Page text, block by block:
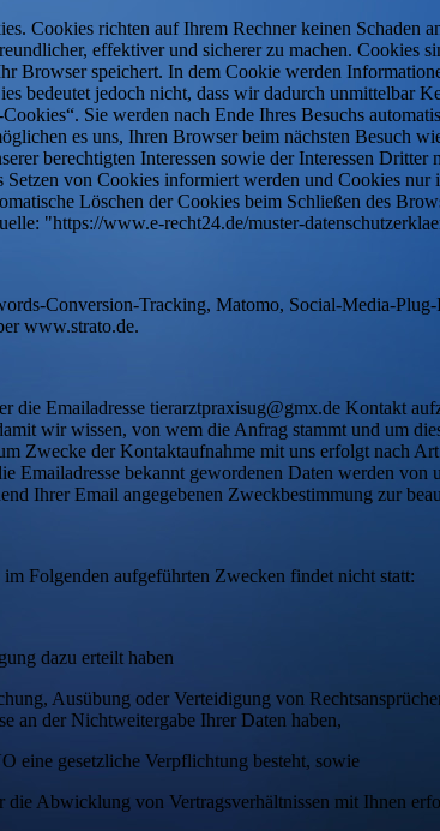
Cookies richten auf Ihrem Rechner keinen Schaden
effektiver und sicherer zu machen. Cookies
Browser speichert. In dem Cookie werden
bedeutet jedoch nicht, dass wir dadurch unmittelbar
Sie werden nach Ende Ihres Besuchs
es uns, Ihren Browser beim nächsten Besuch
berechtigten Interessen sowie der Interessen
von Cookies informiert werden und Cookies
Löschen der Cookies beim Schließen des
"https://www.e-recht24.de/muster-
Conversion-Tracking, Matomo, Social-Media-
www.strato.de.
Emailadresse tierarztpraxisug@gmx.de Kontakt
wir wissen, von wem die Anfrag stammt und um
Zwecke der Kontaktaufnahme mit uns erfolgt nach
bekannt gewordenen Daten werden von
Ihrer Email angegebenen Zweckbestimmung zur
Folgenden aufgeführten Zwecken findet nicht statt:
dazu erteilt haben
Ausübung oder Verteidigung von
an der Nichtweitergabe Ihrer Daten haben,
eine gesetzliche Verpflichtung besteht, sowie
Abwicklung von Vertragsverhältnissen mit Ihnen